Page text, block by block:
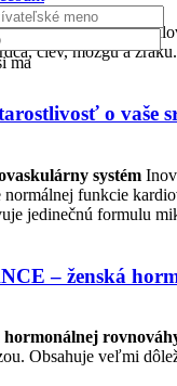
ma
látok -
ciev, mozgu a zraku.
o vaše
systém
normálnej funkcie
jedinečnú formulu
– ženská
hormonálnej
Obsahuje veľmi